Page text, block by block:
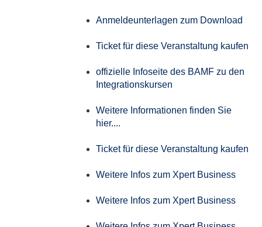
Anmeldeunterlagen zum Download
Ticket für diese Veranstaltung kaufen
offizielle Infoseite des BAMF zu den
Integrationskursen
Weitere Informationen finden Sie
hier....
Ticket für diese Veranstaltung kaufen
Weitere Infos zum Xpert Business
Weitere Infos zum Xpert Business